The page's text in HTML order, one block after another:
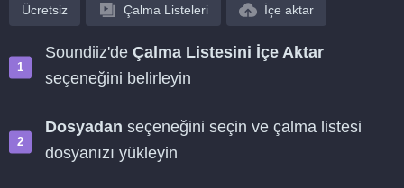
Ücretsiz Çalma Listeleri İçe aktar
Soundiiz'de Çalma Listesini İçe Aktar
seçeneğini belirleyin
Dosyadan seçeneğini seçin ve çalma listesi
dosyanızı yükleyin